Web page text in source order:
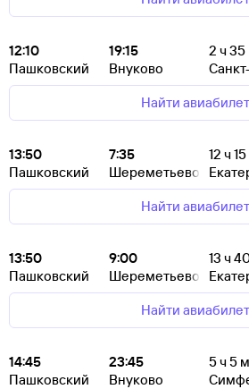
12:10
Пашковский
19:15
Внуково
2 ч 35
Найти
13:50
Пашковский
7:35
Шереметьево
12 ч 15
Найти
13:50
Пашковский
9:00
Шереметьево
13 ч
Найти
14:45
Пашковский
23:45
Внуково
5ч 5